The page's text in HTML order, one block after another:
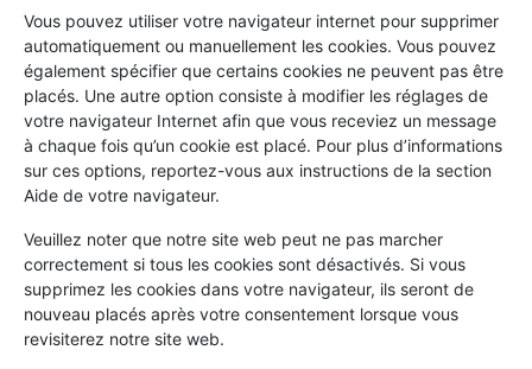
Vous pouvez utiliser votre navigateur internet pour supprimer
automatiquement ou manuellement les cookies. Vous pouvez
également spécifier que certains cookies ne peuvent pas être
placés. Une autre option consiste à modifier les réglages de
votre navigateur Internet afin que vous receviez un message
à chaque fois qu’un cookie est placé. Pour plus d’informations
sur ces options, reportez-vous aux instructions de la section
Aide de votre navigateur.
Veuillez noter que notre site web peut ne pas marcher
correctement si tous les cookies sont désactivés. Si vous
supprimez les cookies dans votre navigateur, ils seront de
nouveau placés après votre consentement lorsque vous
revisiterez notre site web.